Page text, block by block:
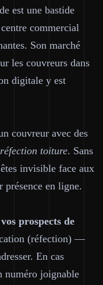
est une bastide
commercial
Son marché
les couvreurs dans
digitale y est
couvreur avec des
toiture. Sans
invisible face aux
présence en ligne.
prospects de
(réfection) —
En cas
numéro joignable